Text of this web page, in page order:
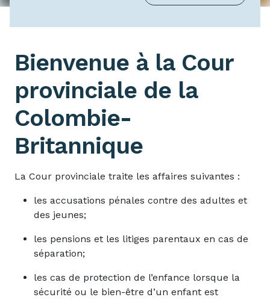
Français
Bienvenue à la Cour
provinciale de la
Colombie-
Britannique
La Cour provinciale traite les affaires suivantes :
les accusations pénales contre des adultes et
des jeunes;
les pensions et les litiges parentaux en cas de
séparation;
les cas de protection de l’enfance lorsque la
sécurité ou le bien-être d’un enfant est